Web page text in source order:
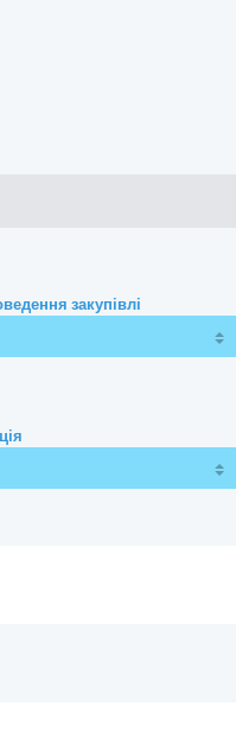
закупівлі